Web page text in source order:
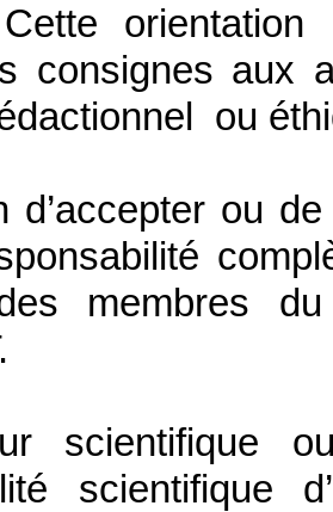
consignes aux
ou
d’accepter ou
membres
scientifique
scientifique